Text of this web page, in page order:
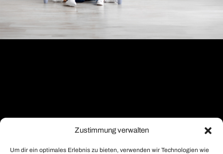
Zustimmung verwalten
Um dir ein optimales Erlebnis zu bieten, verwenden wir Technologien wie